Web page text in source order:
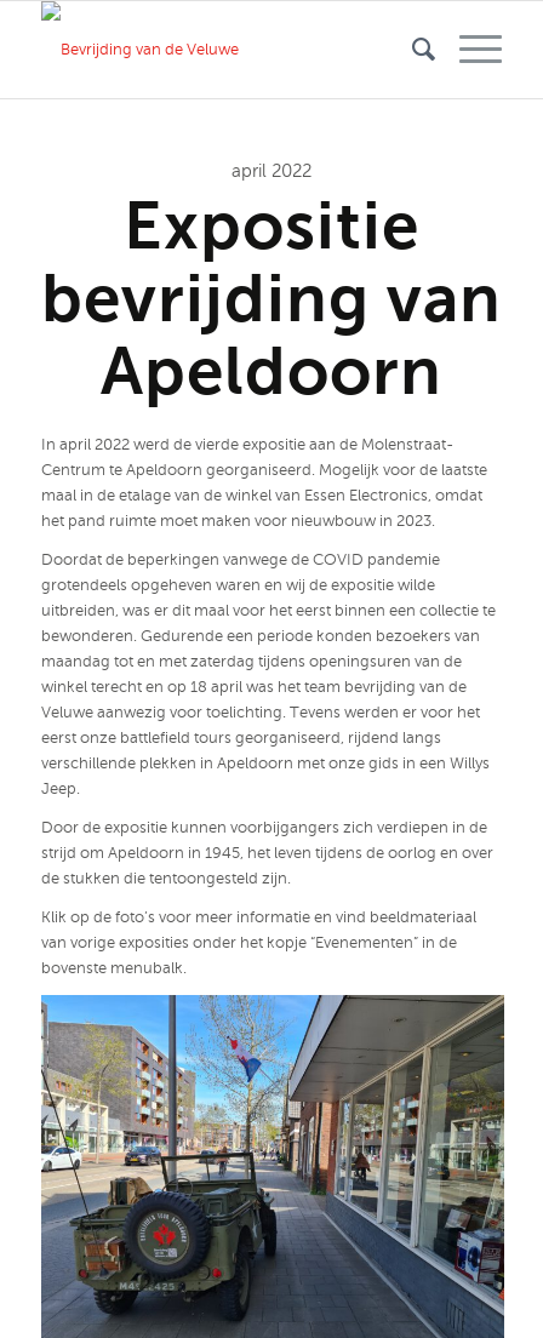
april 2022
Expositie
bevrijding van
Apeldoorn
In april 2022 werd de vierde expositie aan de Molenstraat-
Centrum te Apeldoorn georganiseerd. Mogelijk voor de laatste
maal in de etalage van de winkel van Essen Electronics, omdat
het pand ruimte moet maken voor nieuwbouw in 2023.
Doordat de beperkingen vanwege de COVID pandemie
grotendeels opgeheven waren en wij de expositie wilde
uitbreiden, was er dit maal voor het eerst binnen een collectie te
bewonderen. Gedurende een periode konden bezoekers van
maandag tot en met zaterdag tijdens openingsuren van de
winkel terecht en op 18 april was het team bevrijding van de
Veluwe aanwezig voor toelichting. Tevens werden er voor het
eerst onze battlefield tours georganiseerd, rijdend langs
verschillende plekken in Apeldoorn met onze gids in een Willys
Jeep.
Door de expositie kunnen voorbijgangers zich verdiepen in de
strijd om Apeldoorn in 1945, het leven tijdens de oorlog en over
de stukken die tentoongesteld zijn.
Klik op de foto’s voor meer informatie en vind beeldmateriaal
van vorige exposities onder het kopje “Evenementen” in de
bovenste menubalk.